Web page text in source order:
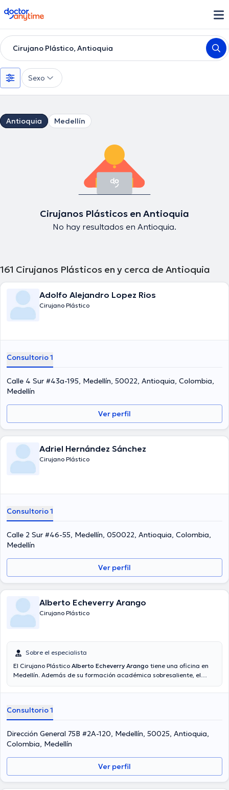
doctoranytime
Cirujano Plástico, Antioquia
Sexo
Antioquia Medellín
Cirujanos Plásticos en Antioquia
No hay resultados en Antioquia.
161 Cirujanos Plásticos en y cerca de Antioquia
Adolfo Alejandro Lopez Rios
Cirujano Plástico
Consultorio 1
Calle 4 Sur #43a-195, Medellín, 50022, Antioquia, Colombia,
Medellín
Ver perfil
Adriel Hernández Sánchez
Cirujano Plástico
Consultorio 1
Calle 2 Sur #46-55, Medellín, 050022, Antioquia, Colombia,
Medellín
Ver perfil
Alberto Echeverry Arango
Cirujano Plástico
Sobre el especialista
El Cirujano Plástico Alberto Echeverry Arango tiene una oficina en
Medellín. Además de su formación académica sobresaliente, el
años de experiencia laboral en su ámbito de estudio. Igualmente, él
médicas. Alberto Echeverry Arango ha cooperado en diversas
conferencias con miras a tener una formación continua en su
campo de especialización y ha compartido diversas publicaciones.
Español son los lenguajes manejados por el especialista.
Consultorio 1
Dirección General 75B #2A-120, Medellín, 50025, Antioquia,
Colombia, Medellín
Ver perfil